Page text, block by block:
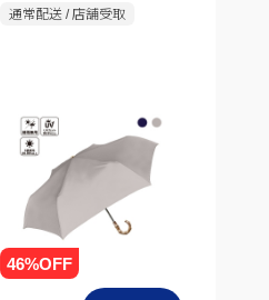
通常配送 / 店舗受取